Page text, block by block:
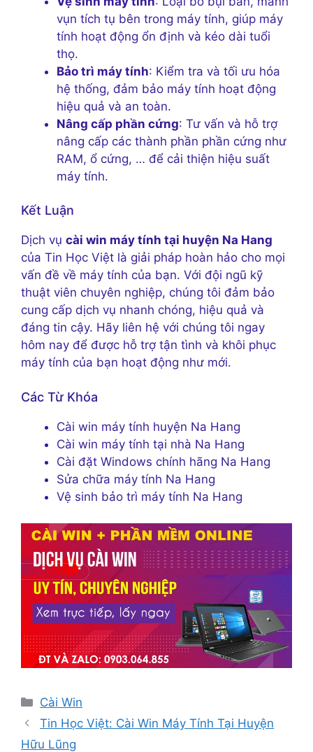
vụn tích tụ bên trong máy tính, giúp máy
tính hoạt động ổn định và kéo dài tuổi
thọ.
Bảo trì máy tính: Kiểm tra và tối ưu hóa
hệ thống, đảm bảo máy tính hoạt động
hiệu quả và an toàn.
Nâng cấp phần cứng: Tư vấn và hỗ trợ
nâng cấp các thành phần phần cứng như
RAM, ổ cứng, … để cải thiện hiệu suất
máy tính.
Kết Luận
Dịch vụ cài win máy tính tại huyện Na Hang
của Tin Học Việt là giải pháp hoàn hảo cho mọi
vấn đề về máy tính của bạn. Với đội ngũ kỹ
thuật viên chuyên nghiệp, chúng tôi đảm bảo
cung cấp dịch vụ nhanh chóng, hiệu quả và
đáng tin cậy. Hãy liên hệ với chúng tôi ngay
hôm nay để được hỗ trợ tận tình và khôi phục
máy tính của bạn hoạt động như mới.
Các Từ Khóa
Cài win máy tính huyện Na Hang
Cài win máy tính tại nhà Na Hang
Cài đặt Windows chính hãng Na Hang
Sửa chữa máy tính Na Hang
Vệ sinh bảo trì máy tính Na Hang
Danh
mục
Cài Win
Tin Học Việt: Cài Win Máy Tính Tại Huyện
Hữu Lũng